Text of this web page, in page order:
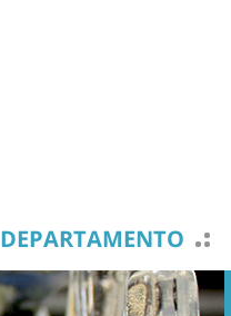
DEPARTAMENTO